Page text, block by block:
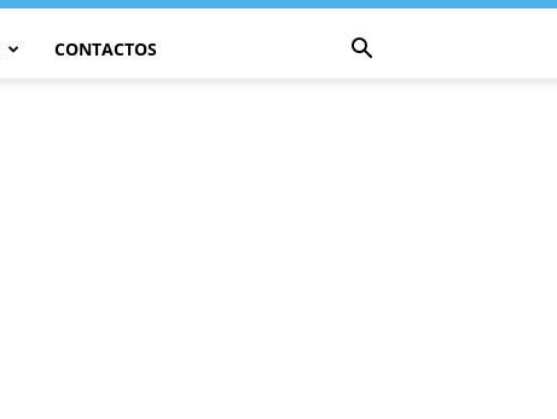
CONTACTOS